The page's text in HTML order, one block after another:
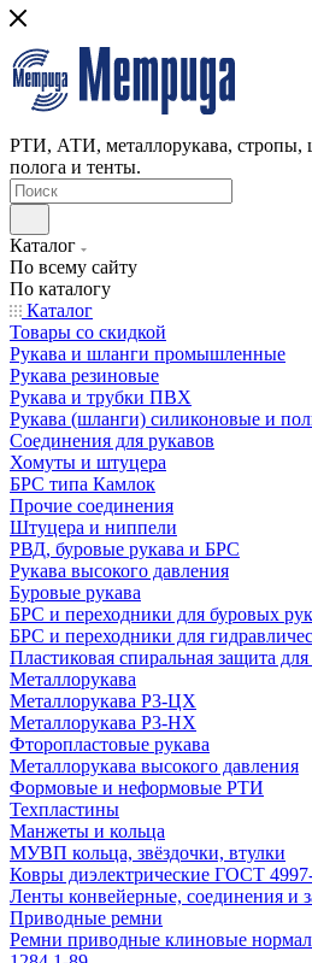
РТИ, АТИ, металлорукава, стропы,
полога и тенты.
Каталог
По всему сайту
По каталогу
Каталог
Товары со скидкой
Рукава и шланги промышленные
Рукава резиновые
Рукава и трубки ПВХ
Рукава (шланги) силиконовые и
Соединения для рукавов
Хомуты и штуцера
БРС типа Камлок
Прочие соединения
Штуцера и ниппели
РВД, буровые рукава и БРС
Рукава высокого давления
Буровые рукава
БРС и переходники для буровых
БРС и переходники для
Пластиковая спиральная защита
Металлорукава
Металлорукава Р3-ЦХ
Металлорукава Р3-НХ
Фторопластовые рукава
Металлорукава высокого давления
Формовые и неформовые РТИ
Техпластины
Манжеты и кольца
МУВП кольца, звёздочки, втулки
Ковры диэлектрические ГОСТ
Ленты конвейерные, соединения и
Приводные ремни
Ремни приводные клиновые